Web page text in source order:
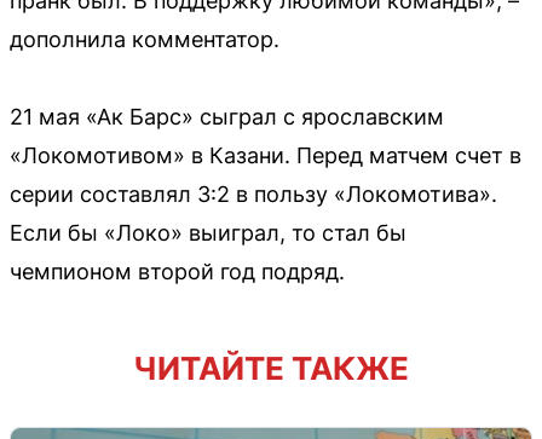
дополнила комментатор.
21 мая «Ак Барс» сыграл с ярославским
«Локомотивом» в Казани. Перед матчем счет в
серии составлял 3:2 в пользу «Локомотива».
Если бы «Локо» выиграл, то стал бы
чемпионом второй год подряд.
ЧИТАЙТЕ ТАКЖЕ